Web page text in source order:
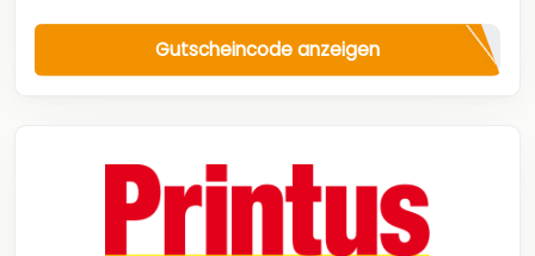
Gutscheincode anzeigen